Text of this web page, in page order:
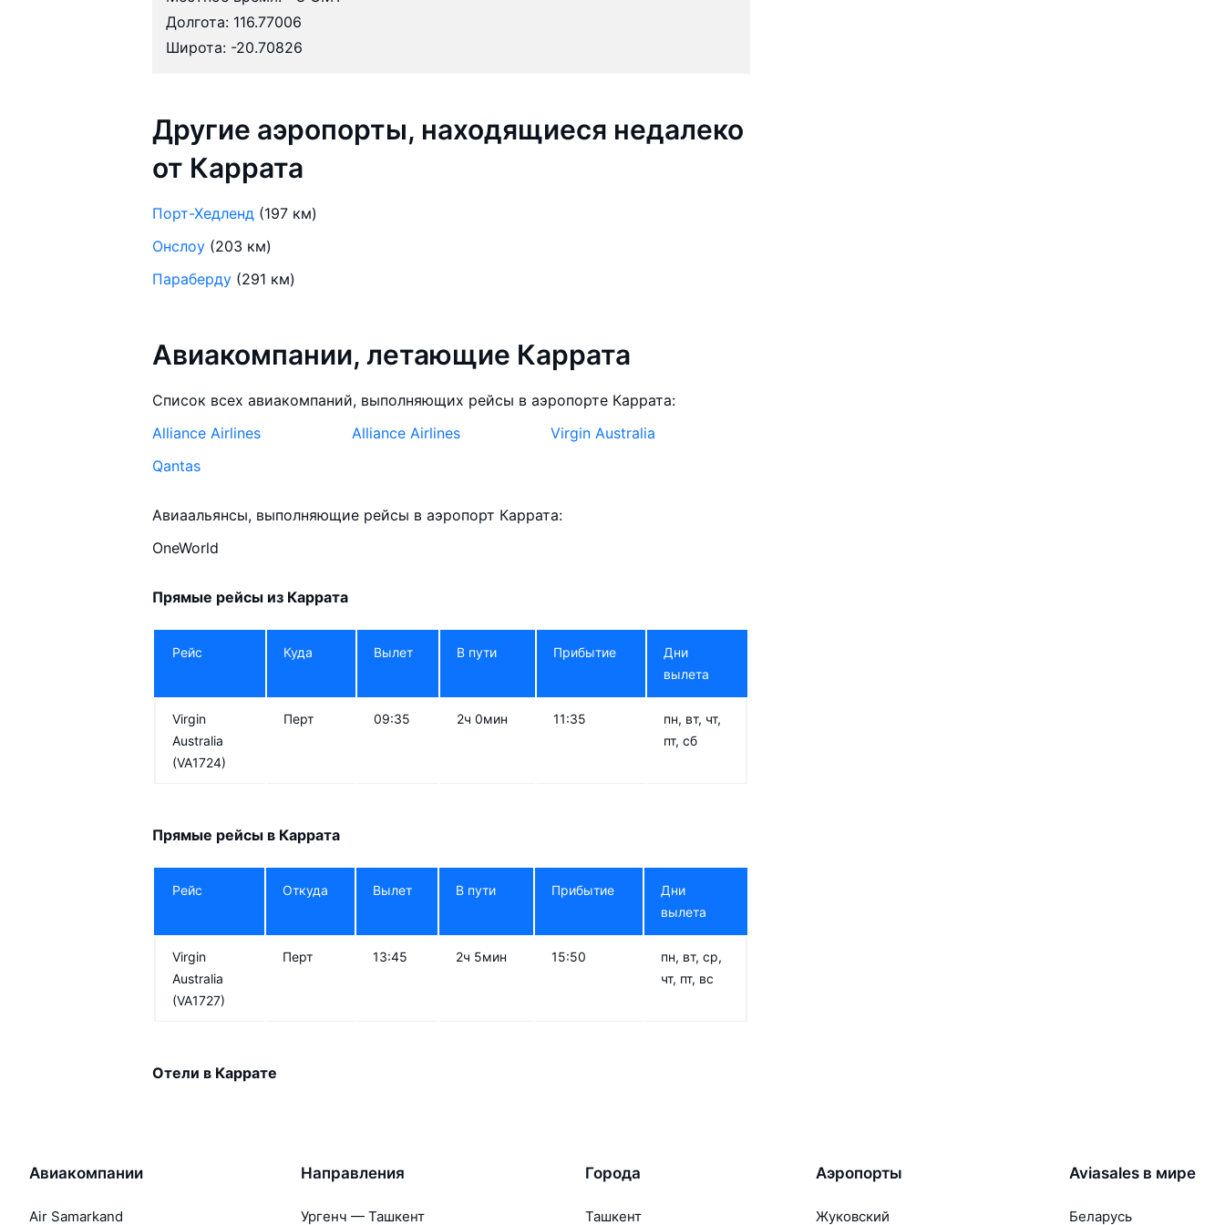
Долгота: 116.77006
Широта: -20.70826
Другие аэропорты, находящиеся недалеко
от Каррата
Порт-Хедленд (197 км)
Онслоу (203 км)
Параберду (291 км)
Авиакомпании, летающие Каррата
Список всех авиакомпаний, выполняющих рейсы в аэропорте Каррата:
Alliance Airlines
Alliance Airlines
Virgin Australia
Qantas
Авиаальянсы, выполняющие рейсы в аэропорт Каррата:
OneWorld
Прямые рейсы из Каррата
Рейс Куда Вылет В пути Прибытие
Дни
вылета
Virgin
Australia
(VA1724)
Перт 09:35 2ч 0мин 11:35
пн, вт, чт,
пт, сб
Прямые рейсы в Каррата
Рейс Откуда Вылет В пути Прибытие
Дни
вылета
Virgin
Australia
(VA1727)
Перт 13:45 2ч 5мин 15:50
пн, вт, ср,
чт, пт, вс
Отели в Каррате
Авиакомпании
Air Samarkand
Направления
Ургенч — Ташкент
Города
Ташкент
Аэропорты
Жуковский
Aviasales в мире
Беларусь